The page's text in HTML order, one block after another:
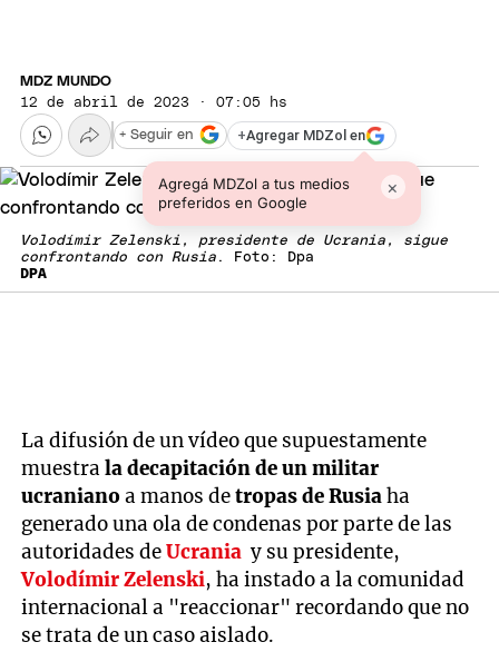
MDZ MUNDO
12 de abril de 2023 · 07:05 hs
+Agregar MDZol en
Agregá MDZol a tus medios
preferidos en Google
×
+ Seguir en
Volodímir Zelenski, presidente de Ucrania, sigue
confrontando con Rusia . Foto: Dpa
DPA
La difusión de un vídeo que supuestamente
muestrala decapitación de un militar
ucranianoa manos detropas de Rusiaha
generado una ola de condenas por parte de las
autoridades deUcrania y su presidente,
Volodímir Zelenski, ha instado a la comunidad
internacional a "reaccionar" recordando que no
se trata de un caso aislado.